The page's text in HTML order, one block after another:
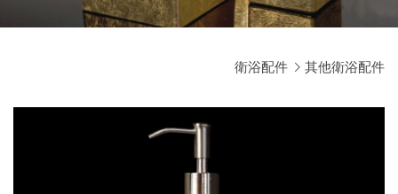
衛浴配件 其他衛浴配件